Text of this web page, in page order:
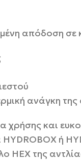
απόδοση σε
ανάγκη της
χρήσης και
ή
ΗΕΧ της